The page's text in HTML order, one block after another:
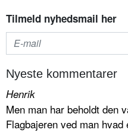
Tilmeld nyhedsmail her
Nyeste kommentarer
Henrik
Men man har beholdt den
Flagbajeren ved man